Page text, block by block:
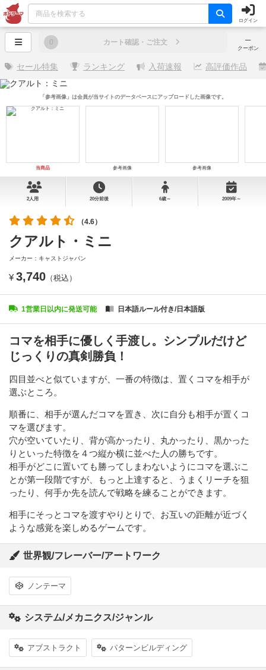
ログイン
─
クーポン
0 カート確認・ご注文
セール特集 ランキング 入荷速報 高評価作品
当商品 参考画像 参考画像
「参考画像」は会員が当サイトのデータベースにアップロードした画像です。
2人用 20分前後 6歳～ 2009年～
（4.6）
クアルト・ミニ
メーカー：キャストジャパン
¥ 3,740 （税込）
1営業日以内に発送可能 日本語ルール付き/日本語版
コマを相手に優しく手渡し。シンプルだけど
じっくりの真剣勝負！
四目並べと似ていますが、一番の特徴は、置くコマを相手が
選ぶところ。
順番に、相手が選んだコマを置き、次に自分も相手が置くコ
マを選びます。
穴が空いていたり、背が高かったり、丸かったり、黒かった
りといった特徴を４つ縦か横に並べた人の勝ちです。
相手がどこに置いても勝ってしまわないようにコマを選ぶこ
とが第一段階ですが、もっと上達すると、うまくリーチを狙
ったり、何手か先を読んで戦略を練ることができます。
相手にそっとコマを渡すやりとりで、お互いの距離が近づく
ような感覚を楽しめるゲームです。
世界観/フレーバー/アートワーク
ノンテーマ
システム/メカニクス/ジャンル
アブストラクト パターンビルディング